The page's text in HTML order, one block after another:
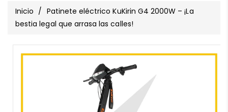
Inicio / Patinete eléctrico KuKirin G4 2000W – ¡La
bestia legal que arrasa las calles!
A La